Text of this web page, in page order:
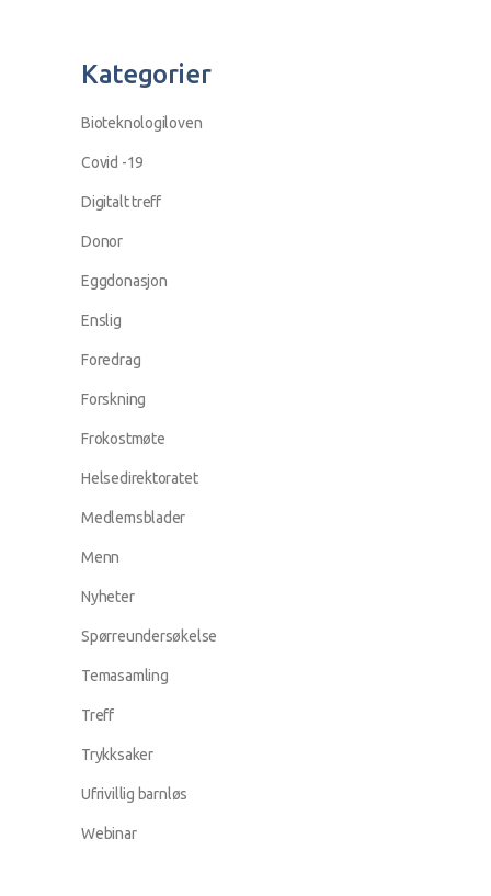
Kategorier
Bioteknologiloven
Covid -19
Digitalt treff
Donor
Eggdonasjon
Enslig
Foredrag
Forskning
Frokostmøte
Helsedirektoratet
Medlemsblader
Menn
Nyheter
Spørreundersøkelse
Temasamling
Treff
Trykksaker
Ufrivillig barnløs
Webinar